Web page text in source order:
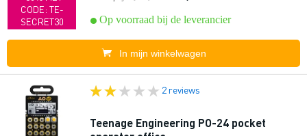
CODE: TE-
SECRET30
Op voorraad bij de leverancier
In mijn winkelwagen
2 reviews
Teenage Engineering PO-24 pocket